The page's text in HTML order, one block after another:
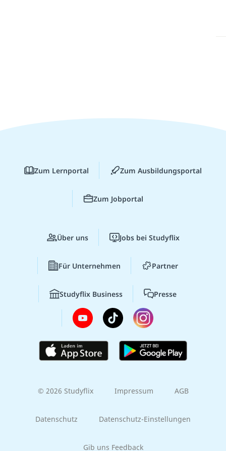
Zum Lernportal Zum Ausbildungsportal
Zum Jobportal
Über uns Jobs bei Studyflix
Für Unternehmen Partner
Studyflix Business Presse
© 2026 Studyflix Impressum AGB
Datenschutz Datenschutz-Einstellungen
Gib uns Feedback